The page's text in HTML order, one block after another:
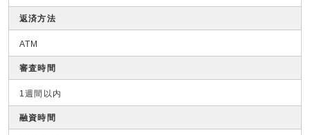
返済方法
ATM
審査時間
1週間以内
融資時間